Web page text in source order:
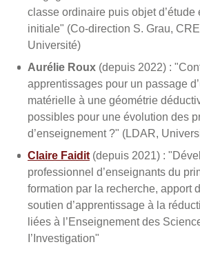
classe ordinaire puis objet d’étude
initiale" (Co-direction S. Grau,
Université)
Aurélie Roux (depuis 2022) :
apprentissages pour un passage
matérielle à une géométrie
possibles pour une évolution des
d’enseignement ?" (LDAR,
Claire Faidit (depuis 2021) :
professionnel d’enseignants du
formation par la recherche, apport
soutien d’apprentissage à la
liées à l’Enseignement des
I’Investigation"